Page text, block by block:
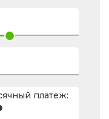
платеж: